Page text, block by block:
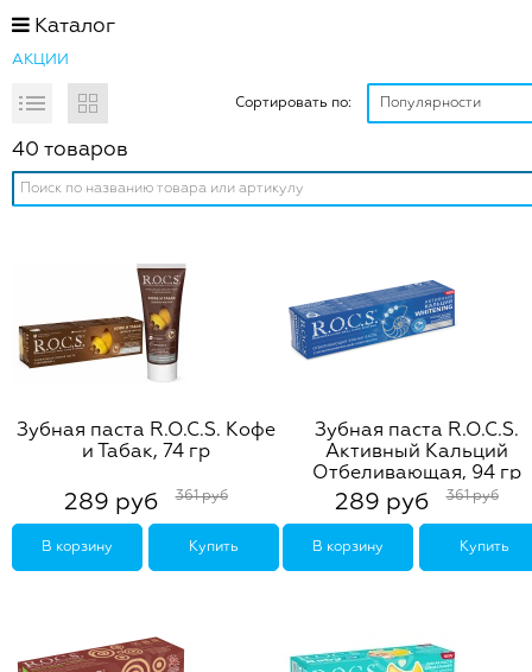
Каталог
АКЦИИ
Сортировать по:
40 товаров
Зубная паста R.O.C.S. Кофе
и Табак, 74 гр
289 руб 361 руб
В корзину Купить
Зубная паста R.O.C.S.
Активный Кальций
Отбеливающая, 94 гр
289 руб 361 руб
В корзину Купить